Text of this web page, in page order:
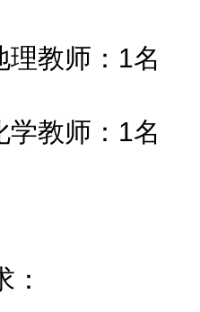
教师：1名
教师：1名